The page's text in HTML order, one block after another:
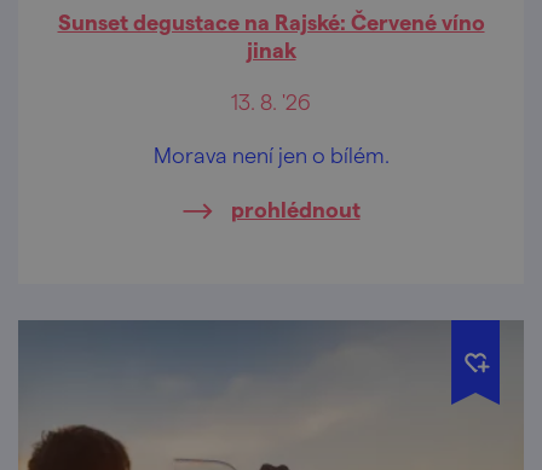
Sunset degustace na Rajské: Červené víno
jinak
13. 8. '26
Morava není jen o bílém.
prohlédnout